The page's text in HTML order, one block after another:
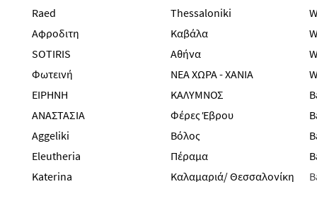
Raed
Thessaloniki
Αφροδιτη
Καβάλα
SOTIRIS
Αθήνα
Φωτεινή
ΝΕΑ ΧΩΡΑ - ΧΑΝΙΑ
ΕΙΡΗΝΗ
ΚΑΛΥΜΝΟΣ
ΑΝΑΣΤΑΣΙΑ
Φέρες Έβρου
Aggeliki
Βόλος
Eleutheria
Πέραμα
Katerina
Καλαμαριά/ Θεσσαλονίκη